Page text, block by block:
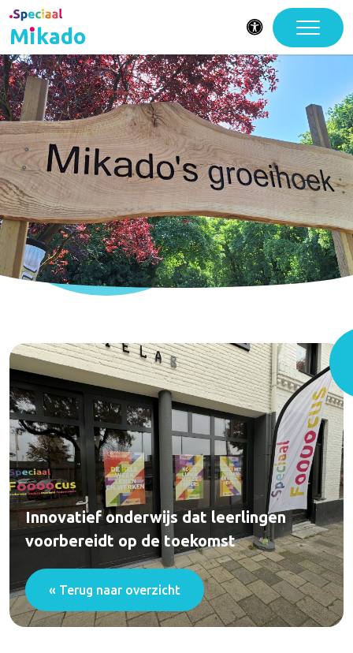
Mikado Toegankelijkheid
Gewoon waar het
kan, speciaal waar
nodig.
Innovatief onderwijs dat leerlingen
voorbereidt op de toekomst
« Terug naar overzicht